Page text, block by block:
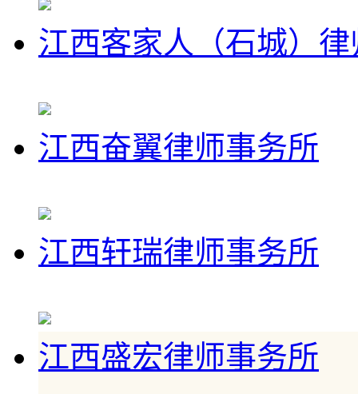
江西客家人（石城）
江西奋翼律师事务所
江西轩瑞律师事务所
江西盛宏律师事务所